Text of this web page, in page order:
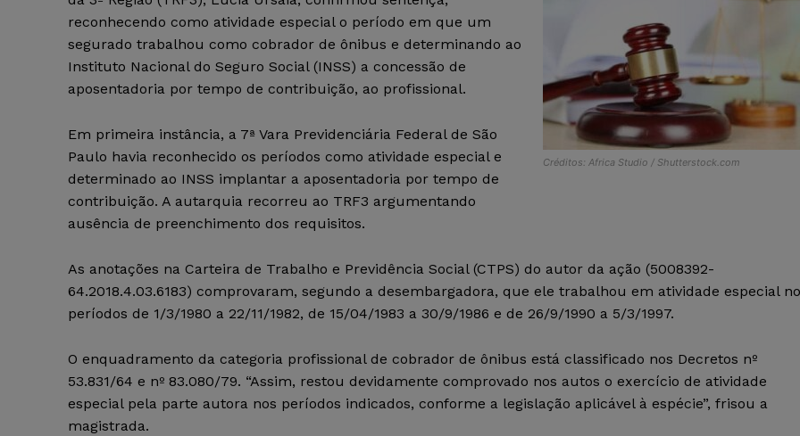
Créditos: Africa Studio / Shutterstock.com
reconhecendo como atividade especial o período em que um
segurado trabalhou como cobrador de ônibus e determinando ao
Instituto Nacional do Seguro Social (INSS) a concessão de
aposentadoria por tempo de contribuição, ao profissional.
Em primeira instância, a 7ª Vara Previdenciária Federal de São
Paulo havia reconhecido os períodos como atividade especial e
determinado ao INSS implantar a aposentadoria por tempo de
contribuição. A autarquia recorreu ao TRF3 argumentando
ausência de preenchimento dos requisitos.
As anotações na Carteira de Trabalho e Previdência Social (CTPS) do autor da ação (5008392-
64.2018.4.03.6183) comprovaram, segundo a desembargadora, que ele trabalhou em atividade especial
períodos de 1/3/1980 a 22/11/1982, de 15/04/1983 a 30/9/1986 e de 26/9/1990 a 5/3/1997.
O enquadramento da categoria profissional de cobrador de ônibus está classificado nos Decretos nº
53.831/64 e nº 83.080/79. “Assim, restou devidamente comprovado nos autos o exercício de atividade
especial pela parte autora nos períodos indicados, conforme a legislação aplicável à espécie”, frisou a
magistrada.